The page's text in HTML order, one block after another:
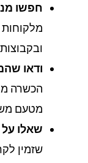
חפשו
מלקוחות
ובקבוצות
ודאו
הכשרה
מטעם
שאלו על
שזמין